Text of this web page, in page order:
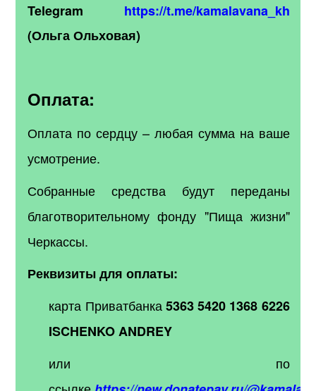
Telegram
https://t.me/kamalavana_kh
(Ольга Ольховая)
Оплата:
Оплата по сердцу – любая сумма на ваше
усмотрение.
Собранные средства будут переданы
благотворительному фонду "Пища жизни"
Черкассы.
Реквизиты для оплаты:
карта Приватбанка 5363 5420 1368 6226
ISCHENKO ANDREY
или по